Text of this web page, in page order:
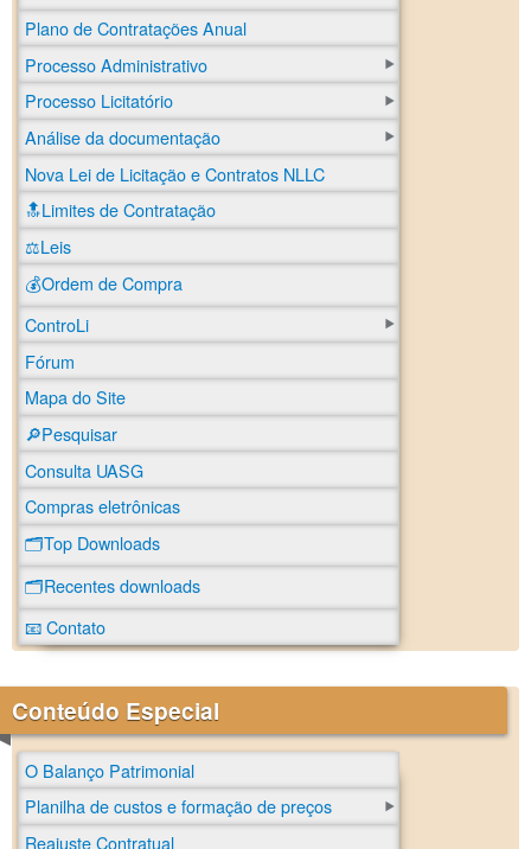
Plano de Contratações Anual
Processo Administrativo
Processo Licitatório
Análise da documentação
Nova Lei de Licitação e Contratos NLLC
🔝Limites de Contratação
⚖️Leis
💰Ordem de Compra
ControLi
Fórum
Mapa do Site
🔎Pesquisar
Consulta UASG
Compras eletrônicas
🗂️Top Downloads
🗂️Recentes downloads
📧 Contato
Conteúdo Especial
O Balanço Patrimonial
Planilha de custos e formação de preços
Reajuste Contratual